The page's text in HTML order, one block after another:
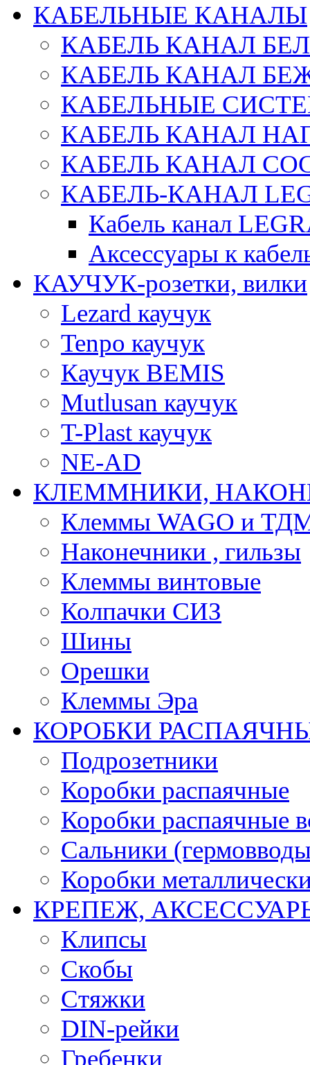
КАБЕЛЬНЫЕ КАНАЛЫ
КАБЕЛЬ КАНАЛ
КАБЕЛЬ КАНАЛ
КАБЕЛЬНЫЕ
КАБЕЛЬ КАНАЛ
КАБЕЛЬ КАНАЛ
КАБЕЛЬ-КАНАЛ
Кабель канал
Аксессуары к
КАУЧУК-розетки, вилки
Lezard каучук
Tenpo каучук
Каучук BEMIS
Mutlusan каучук
T-Plast каучук
NE-AD
КЛЕММНИКИ,
Клеммы WAGO и
Наконечники , гильзы
Клеммы винтовые
Колпачки СИЗ
Шины
Орешки
Клеммы Эра
КОРОБКИ
Подрозетники
Коробки распаячные
Коробки распаячные
Сальники
Коробки
КРЕПЕЖ,
Клипсы
Скобы
Стяжки
DIN-рейки
Гребенки